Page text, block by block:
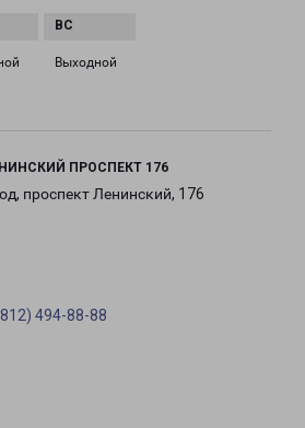
Выходной
ПРОСПЕКТ 176
проспект Ленинский, 176
494-88-88